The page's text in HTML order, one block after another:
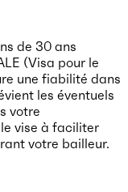
de 30 ans
(Visa pour le
une fiabilité dans
les éventuels
votre
vise à faciliter
votre bailleur.